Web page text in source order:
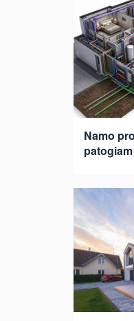
Namo